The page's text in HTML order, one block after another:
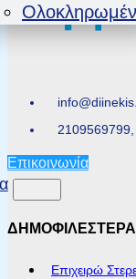
Επικοινωνία
Επιχειρώ